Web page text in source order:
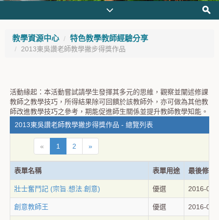
教學資源中心 特色教學教師經驗分享
2013東吳讚老師教學撇步得獎作品
活動緣起：本活動嘗試請學生發揮其多元的思維，觀察並闡述修課
教師之教學技巧，所得結果除可回饋於該教師外，亦可做為其他教
師改進教學技巧之參考，期能促進師生關係並提升教師教學知能。
2013東吳讚老師教學撇步得獎作品 - 總覽列表
« 1 2 »
表單名稱 表單用途 最後修訂
壯士奮鬥記 (宗旨.想法.創意) 優選 2016-09-
創意教師王 優選 2016-09-